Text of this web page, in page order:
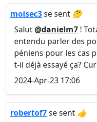
moisec3se sent 🤔
Salut@danielm7 !
entendu parler des
péniens pour les cas
t-il déjà essayé ça?
2024-Apr-23 17:06
robertof7se sent 👍